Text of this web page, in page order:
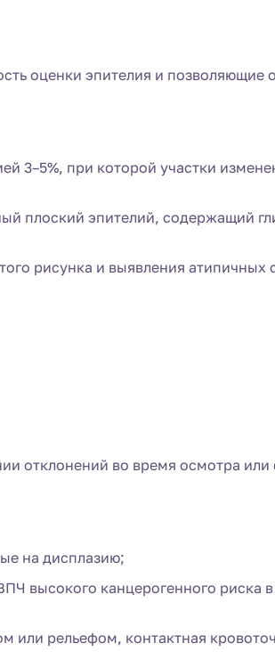
оценки эпителия и позволяющие
3–5%, при которой участки
плоский эпителий, содержащий
рисунка и выявления атипичных
отклонений во время осмотра или
на дисплазию;
высокого канцерогенного риска
или рельефом, контактная